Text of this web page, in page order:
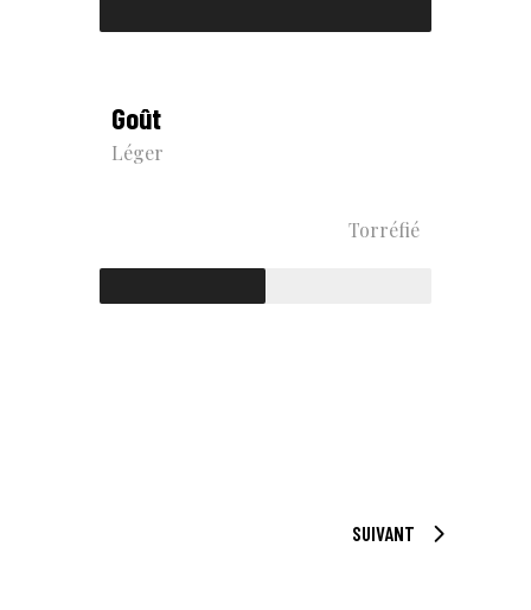
Goût
Léger
Torréfié
SUIVANT